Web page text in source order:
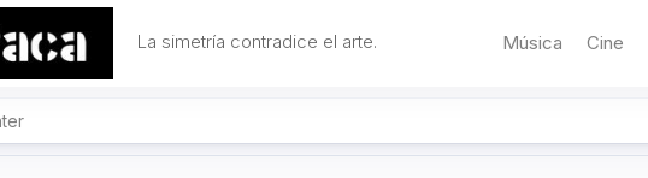
La simetría contradice el arte. Música Cine